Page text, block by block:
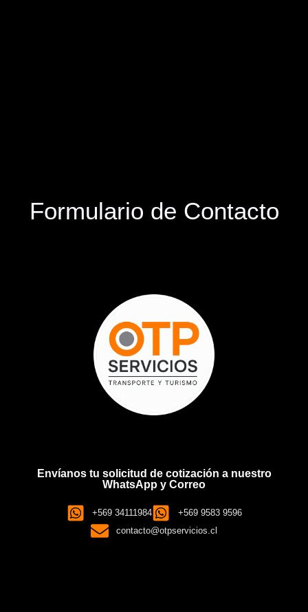
Formulario de Contacto
Envíanos tu solicitud de cotización a nuestro
WhatsApp y Correo
+569 34111984
+569 9583 9596
contacto@otpservicios.cl